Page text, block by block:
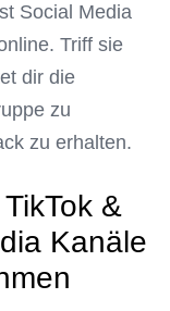
Social Media
Triff sie
dir die
zu
zu erhalten.
&
Kanäle